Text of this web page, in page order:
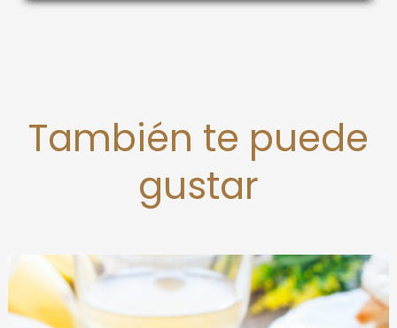
También te puede
gustar